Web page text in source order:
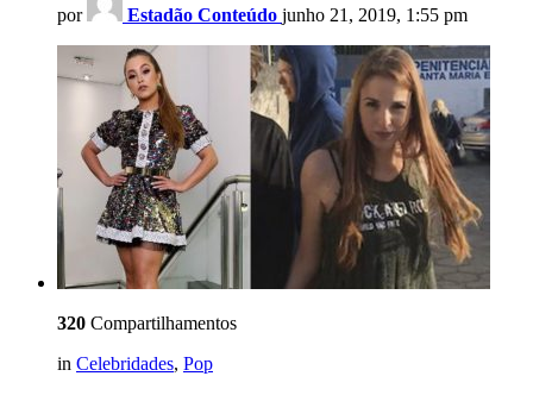
por Estadão Conteúdo junho 21, 2019, 1:55 pm
320 Compartilhamentos
in Celebridades, Pop